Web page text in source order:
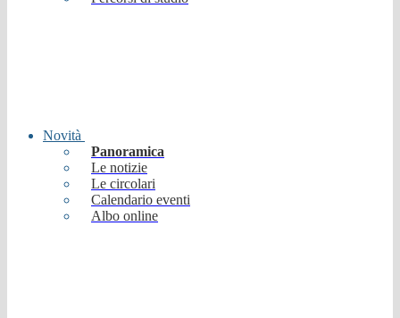
Novità
Panoramica
Le notizie
Le circolari
Calendario eventi
Albo online